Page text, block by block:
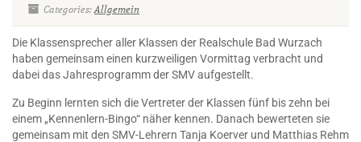
Categories:Allgemein
Die Klassensprecher aller Klassen der Realschule Bad Wurzach
haben gemeinsam einen kurzweiligen Vormittag verbracht und
dabei das Jahresprogramm der SMV aufgestellt.
Zu Beginn lernten sich die Vertreter der Klassen fünf bis zehn bei
einem „Kennenlern-Bingo“ näher kennen. Danach bewerteten sie
gemeinsam mit den SMV-Lehrern Tanja Koerver und Matthias Rehm